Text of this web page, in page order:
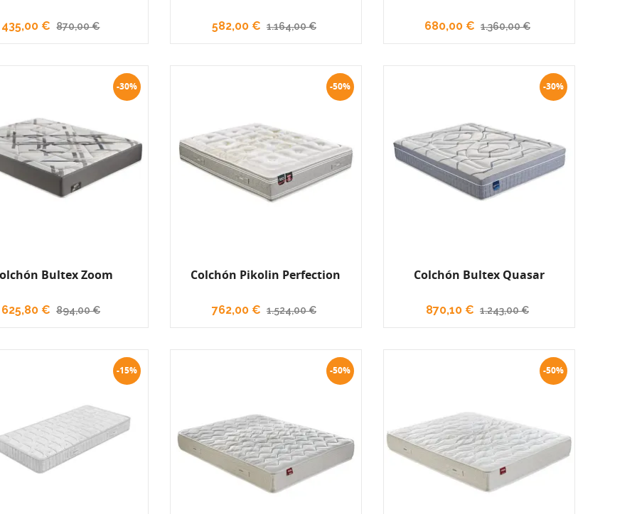
435,00 € 870,00 € 582,00 € 1.164,00 € 680,00 € 1.360,00 €
-30%
Bultex Zoom
625,80 € 894,00 €
-50%
Colchón Pikolin Perfection
762,00 € 1.524,00 €
-30%
Colchón Bultex Quasar
870,10 € 1.243,00 €
-15% -50% -50%